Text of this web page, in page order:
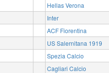
Hellas Verona
Inter
ACF Fiorentina
US Salernitana 1919
Spezia Calcio
Cagliari Calcio